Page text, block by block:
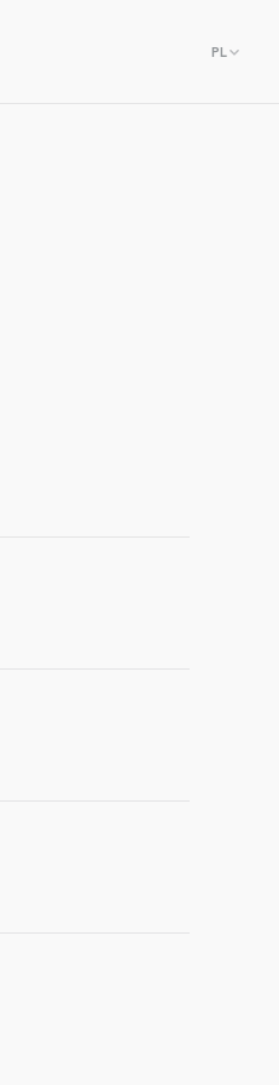
PL